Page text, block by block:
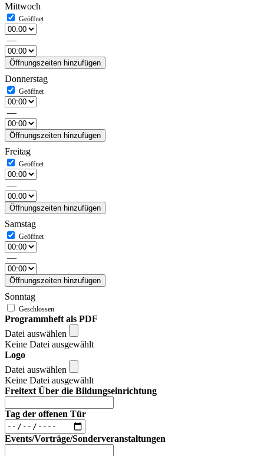
Mittwoch
—
Öffnungszeiten hinzufügen
Donnerstag
—
Öffnungszeiten hinzufügen
Freitag
—
Öffnungszeiten hinzufügen
Samstag
—
Öffnungszeiten hinzufügen
Sonntag
Programmheft als PDF
Datei auswählen
Keine Datei ausgewählt
Logo
Datei auswählen
Keine Datei ausgewählt
Freitext Über die Bildungseinrichtung
Tag der offenen Tür
Events/Vorträge/Sonderveranstaltungen